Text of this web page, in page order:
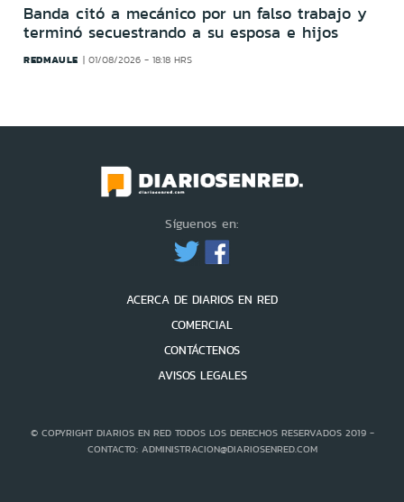
Banda citó a mecánico por un falso trabajo y
terminó secuestrando a su esposa e hijos
REDMAULE 01/08/2026 - 18:18 HRS
Síguenos en:
ACERCA DE DIARIOS EN RED
COMERCIAL
CONTÁCTENOS
AVISOS LEGALES
© COPYRIGHT DIARIOS EN RED TODOS LOS DERECHOS RESERVADOS 2019 -
CONTACTO: ADMINISTRACION@DIARIOSENRED.COM